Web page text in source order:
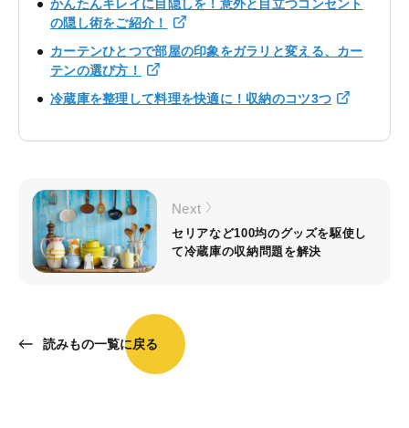
かんたんキレイに目隠しを！意外と目立つコンセント
の隠し術をご紹介！
カーテンひとつで部屋の印象をガラリと変える、カー
テンの選び方！
冷蔵庫を整理して料理を快適に！収納のコツ3つ
読みもの一覧に戻る
Next
セリアなど100均のグッズを駆使し
て冷蔵庫の収納問題を解決